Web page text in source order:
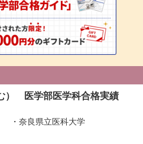
） 医学部医学科合格実績
奈良県立医科大学